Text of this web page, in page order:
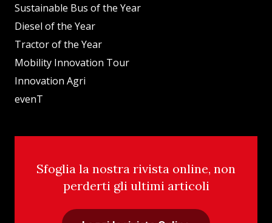
Sustainable Bus of the Year
Diesel of the Year
Tractor of the Year
Mobility Innovation Tour
Innovation Agri
evenT
Sfoglia la nostra rivista online, non
perderti gli ultimi articoli